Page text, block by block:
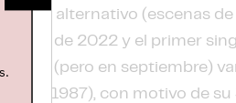
alternativo (escenas de
junio de 2022 y el primer
año (pero en septiembre)
(1987), con motivo de su